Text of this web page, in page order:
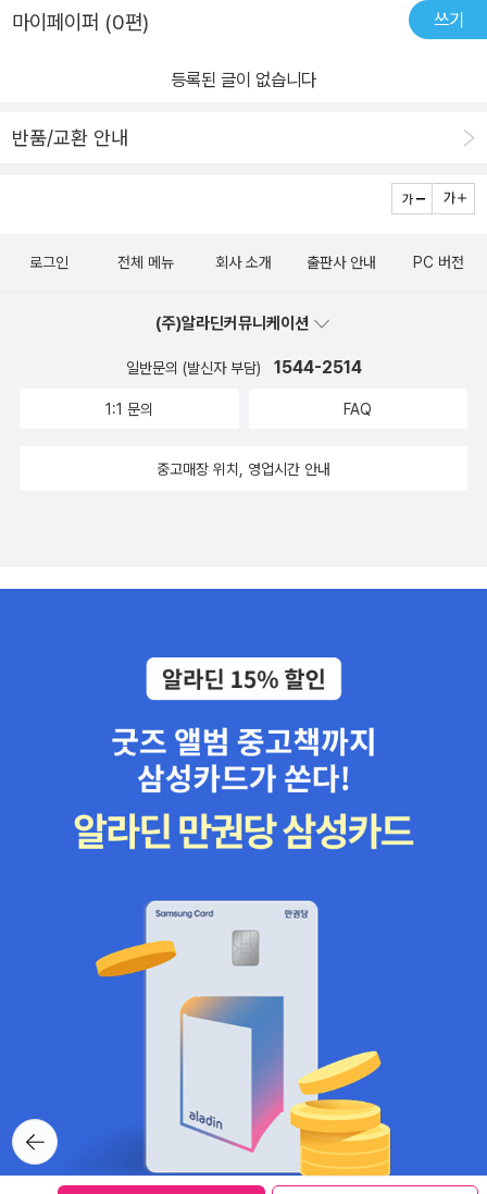
마이페이퍼 (0편) 쓰기
등록된 글이 없습니다
반품/교환 안내
뒤로가
기
로그인 전체 메뉴 회사 소개 출판사 안내 PC 버전
(주)알라딘커뮤니케이션
일반문의 (발신자 부담) 1544-2514
1:1 문의 FAQ
중고매장 위치, 영업시간 안내